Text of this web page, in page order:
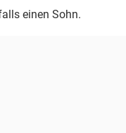
einen Sohn.